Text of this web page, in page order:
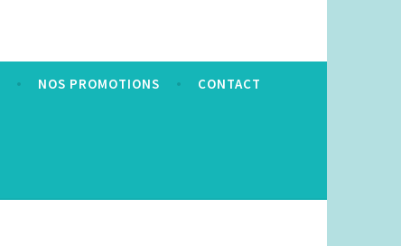
NOS PROMOTIONS CONTACT